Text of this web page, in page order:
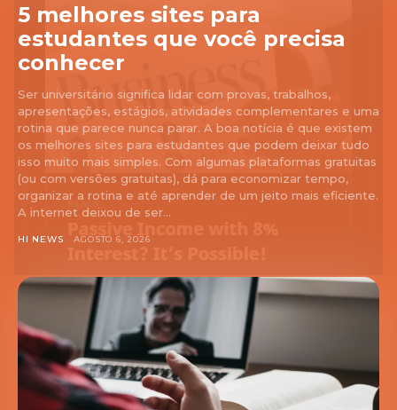
5 melhores sites para
estudantes que você precisa
conhecer
Ser universitário significa lidar com provas, trabalhos,
apresentações, estágios, atividades complementares e uma
rotina que parece nunca parar. A boa notícia é que existem
os melhores sites para estudantes que podem deixar tudo
isso muito mais simples. Com algumas plataformas gratuitas
(ou com versões gratuitas), dá para economizar tempo,
organizar a rotina e até aprender de um jeito mais eficiente.
A internet deixou de ser...
HI NEWS AGOSTO 6, 2026